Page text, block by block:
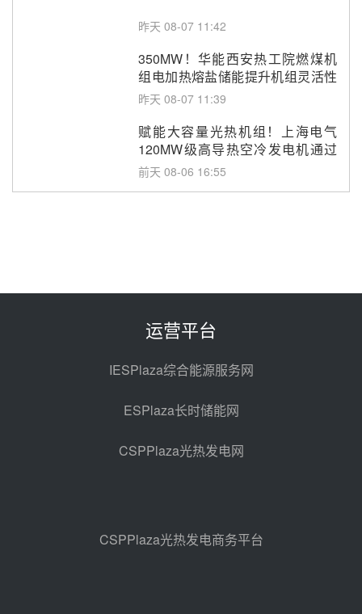
昨天 08-07 11:42
350MW！华能西安热工院燃煤机
组电加热熔盐储能提升机组灵活性
改造项目初步设计第三方评审服务
昨天 08-07 11:39
赋能大容量光热机组！上海电气
120MW级高导热空冷发电机通过
型式试验
前天 08-06 16:55
100MW光工程性能试验采购
光热示范电站二列蒸汽发生器设备
亚核阀业中标天山北麓100MW光
热发电工程EPC总承包项目熔盐截
止阀、熔盐三偏心蝶阀采购
08-05 17:15
包项目熔盐介质超声波流量计采购
08-05 17:09
运营平台
IESPlaza综合能源服务网
ESPlaza长时储能网
CSPPlaza光热发电网
CSPPlaza光热发电商务平台